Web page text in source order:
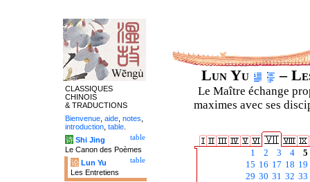
Lun Yu –
Le Maître échange
maximes avec ses
1 2 3 4
5
15 16 17 18 19
29 30 31 32 33
CLASSIQUES
CHINOIS
& TRADUCTIONS
Bienvenue aide notes
introduction table
table
诗 Shi Jing
Le Canon des Poèmes
table
论 Lun Yu
Les Entretiens